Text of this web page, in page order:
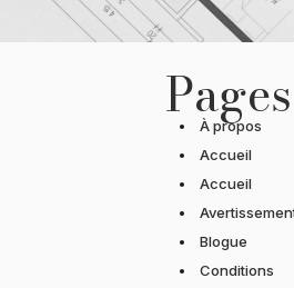
Pages
À propos
Accueil
Accueil
Blogue
Conditions